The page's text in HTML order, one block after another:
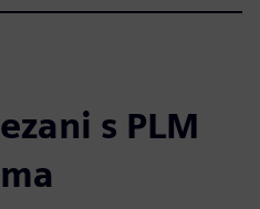
s PLM